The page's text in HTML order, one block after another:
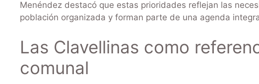
Menéndez destacó que estas prioridades reflejan las
población organizada y forman parte de una agenda
Las Clavellinas como
comunal